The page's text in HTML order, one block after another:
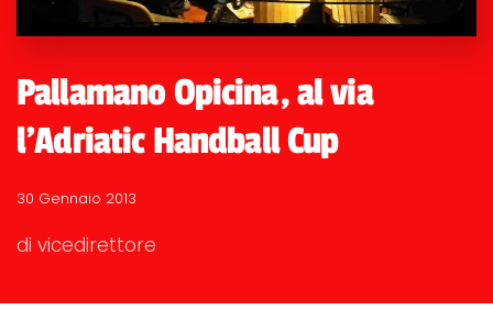
Pallamano Opicina, al via
l'Adriatic Handball Cup
30 Gennaio 2013
di vicedirettore